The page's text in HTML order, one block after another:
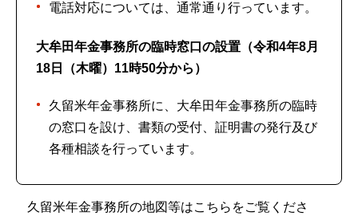
電話対応については、通常通り行っています。
大牟田年金事務所の臨時窓口の設置（令和4年8月
18日（木曜）11時50分から）
久留米年金事務所に、大牟田年金事務所の臨時
の窓口を設け、書類の受付、証明書の発行及び
各種相談を行っています。
久留米年金事務所の地図等はこちらをご覧くださ